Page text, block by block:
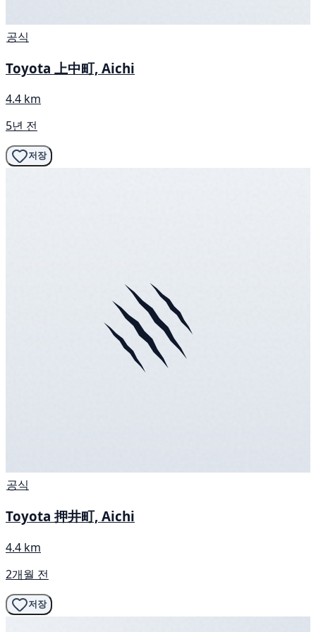
공식
Toyota 上中町, Aichi
4.4 km
5년 전
저장
공식
Toyota 押井町, Aichi
4.4 km
2개월 전
저장